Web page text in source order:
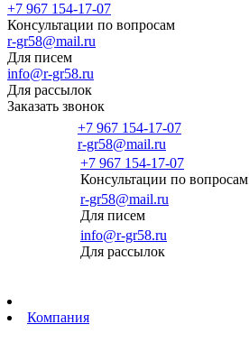
+7 967 154-17-07
Консультации по вопросам
r-gr58@mail.ru
Для писем
info@r-gr58.ru
Для рассылок
Заказать звонок
+7 967 154-17-07
r-gr58@mail.ru
+7 967 154-17-07
Консультации по вопросам
r-gr58@mail.ru
Для писем
info@r-gr58.ru
Для рассылок
Компания